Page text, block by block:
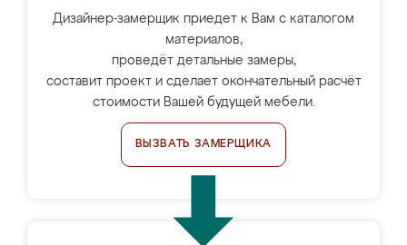
Дизайнер-замерщик приедет к Вам с каталогом
материалов,
проведёт детальные замеры,
составит проект и сделает окончательный расчёт
стоимости Вашей будущей мебели.
ВЫЗВАТЬ ЗАМЕРЩИКА